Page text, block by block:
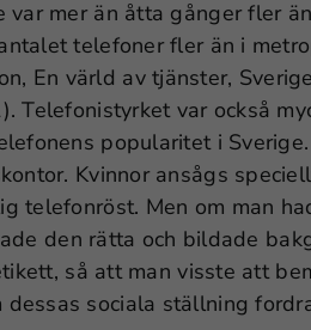
mer än åtta gånger fler än
telefoner fler än i
En värld av tjänster,
Telefonistyrket var också
popularitet i
Kvinnor ansågs
telefonröst. Men om man
den rätta och bildade
så att man visste att
sociala ställning